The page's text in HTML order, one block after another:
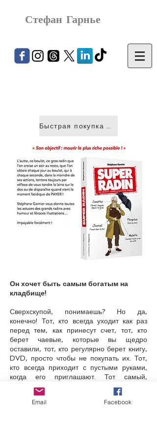
Стефан Гарнье
Он хочет быть самым богатым на
кладбище!
Сверхскупой, понимаешь? Но да,
конечно! Тот, кто всегда уходит как раз
перед тем, как принесут счет, тот, кто
берет чаевые, которые вы щедро
оставили, тот, кто регулярно берет книгу,
DVD, просто чтобы не покупать их. Тот,
кто всегда приходит с пустыми руками,
когда его приглашают. Тот самый,
который никогда не возвращает
приглашения... к тому же никто точно не
знает, где он живет!
Email Facebook